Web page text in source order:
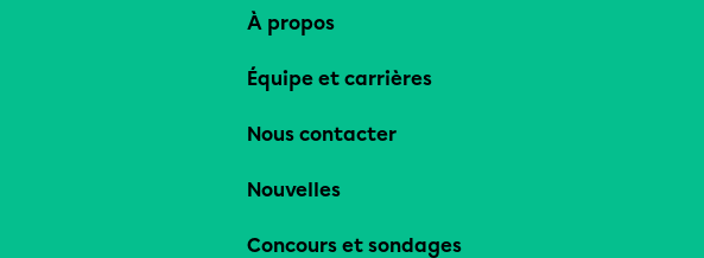
À propos
Équipe et carrières
Nous contacter
Nouvelles
Concours et sondages